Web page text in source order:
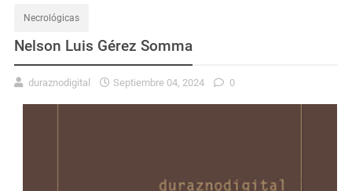
Necrológicas
Nelson Luis Gérez Somma
duraznodigital Septiembre 04, 2024 0